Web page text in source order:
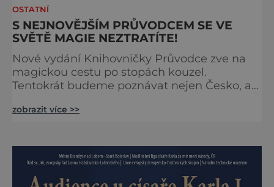
OSTATNÍ
S NEJNOVĚJŠÍM PRŮVODCEM SE VE
SVĚTĚ MAGIE NEZTRATÍTE!
Nové vydání Knihovničky Průvodce zve na
magickou cestu po stopách kouzel.
Tentokrát budeme poznávat nejen Česko, ale
že obě země jsou okouzlující, není pochyb,
pohled mohlo zdát. Která místa jsou tedy
spojena s kouzly a nadpřirozenem? Turistika
na koštěti Když temnou noc
zobrazit více >>